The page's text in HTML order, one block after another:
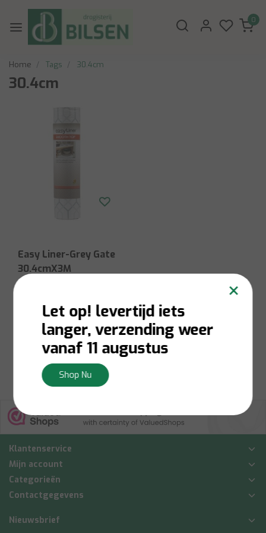
0
Home Tags 30.4cm
30.4cm
Easy Liner-Grey Gate
30.4cmX3M
Niet op voorraad:
Contacteer ons voor
voorraadbeschikbaarheid
Bekijken
Klantenservice
Mijn account
Categorieën
Contactgegevens
Nieuwsbrief
×
Let op! levertijd iets
langer, verzending weer
vanaf 11 augustus
Shop Nu